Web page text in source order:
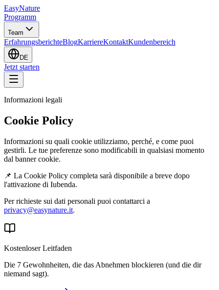
EasyNature
Programm
Team
ErfahrungsberichteBlogKarriereKontaktKundenbereich
DE
Jetzt starten
Informazioni legali
Cookie Policy
Informazioni su quali cookie utilizziamo, perché, e come puoi
gestirli. Le tue preferenze sono modificabili in qualsiasi momento
dal banner cookie.
📌 La Cookie Policy completa sarà disponibile a breve dopo
l'attivazione di Iubenda.
Per richieste sui dati personali puoi contattarci a
privacy@easynature.it.
Kostenloser Leitfaden
Die 7 Gewohnheiten, die das Abnehmen blockieren (und die dir
niemand sagt).